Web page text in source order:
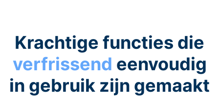
Krachtige functies die
verfrissend eenvoudig
in gebruik zijn gemaakt